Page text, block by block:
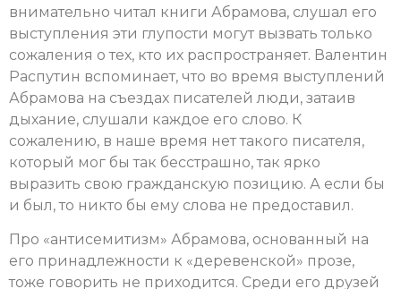
внимательно читал книги Абрамова, слушал его
выступления эти глупости могут вызвать только
сожаления о тех, кто их распространяет. Валентин
Распутин вспоминает, что во время выступлений
Абрамова на съездах писателей люди, затаив
дыхание, слушали каждое его слово. К
сожалению, в наше время нет такого писателя,
который мог бы так бесстрашно, так ярко
выразить свою гражданскую позицию. А если бы
и был, то никто бы ему слова не предоставил.
Про «антисемитизм» Абрамова, основанный на
его принадлежности к «деревенской» прозе,
тоже говорить не приходится. Среди его друзей